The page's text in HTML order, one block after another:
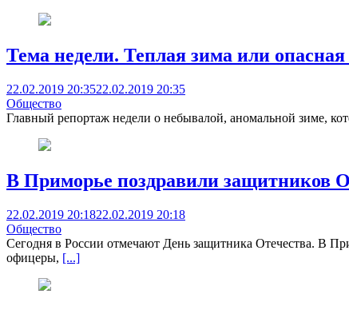
Тема недели. Теплая зима или
22.02.2019 20:3522.02.2019 20:35
Общество
Главный репортаж недели о небывалой, аномальной зиме,
В Приморье поздравили защитников
22.02.2019 20:1822.02.2019 20:18
Общество
Сегодня в России отмечают День защитника Отечества. В
офицеры, [...]